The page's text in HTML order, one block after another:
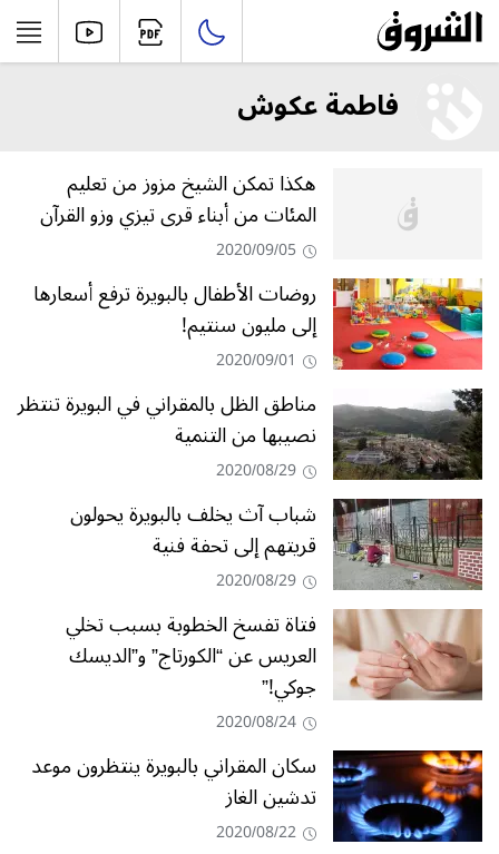
فاطمة عكوش
هكذا تمكن الشيخ مزوز من تعليم
المئات من أبناء قرى تيزي وزو القرآن
2020/09/05
روضات الأطفال بالبويرة ترفع أسعارها
إلى مليون سنتيم!
2020/09/01
مناطق الظل بالمقراني في البويرة تنتظر
نصيبها من التنمية
2020/08/29
شباب آث يخلف بالبويرة يحولون
قريتهم إلى تحفة فنية
2020/08/29
فتاة تفسخ الخطوبة بسبب تخلي
العريس عن “الكورتاج” و”الديسك
جوكي!”
2020/08/24
سكان المقراني بالبويرة ينتظرون موعد
تدشين الغاز
2020/08/22